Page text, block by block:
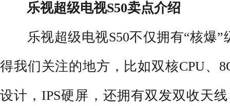
乐视超级电视S50卖点介绍
乐视超级电视S50不仅拥有“核爆”
得我们关注的地方，比如双核CPU、
设计，IPS硬屏，还拥有双发双收天